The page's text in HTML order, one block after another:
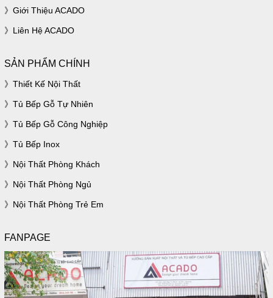
Giới Thiệu ACADO
Liên Hệ ACADO
SẢN PHẨM CHÍNH
Thiết Kế Nội Thất
Tủ Bếp Gỗ Tự Nhiên
Tủ Bếp Gỗ Công Nghiệp
Tủ Bếp Inox
Nội Thất Phòng Khách
Nội Thất Phòng Ngủ
Nội Thất Phòng Trẻ Em
FANPAGE